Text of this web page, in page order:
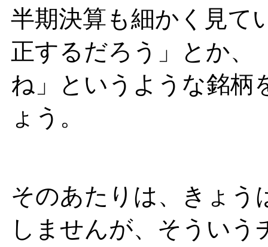
半期決算も細かく見て
正するだろう」とか、
ね」というような銘柄
ょう。
そのあたりは、きょう
しませんが、そうい